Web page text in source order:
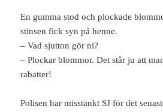
En gumma stod och plockade
stinsen fick syn på henne.
– Vad sjutton gör ni?
– Plockar blommor. Det står ju att
rabatter!
Polisen har misstänkt SJ för det